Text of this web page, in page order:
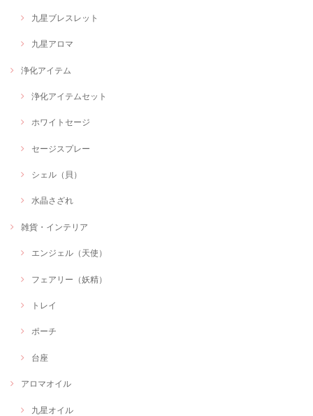
九星ブレスレット
九星アロマ
浄化アイテム
浄化アイテムセット
ホワイトセージ
セージスプレー
シェル（貝）
水晶さざれ
雑貨・インテリア
エンジェル（天使）
フェアリー（妖精）
トレイ
ポーチ
台座
アロマオイル
九星オイル